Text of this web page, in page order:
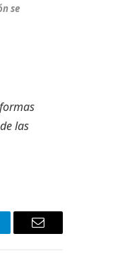
se
las
Correo